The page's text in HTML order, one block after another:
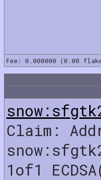
Fee: 0.000000 (0.00
Claim:
1of1